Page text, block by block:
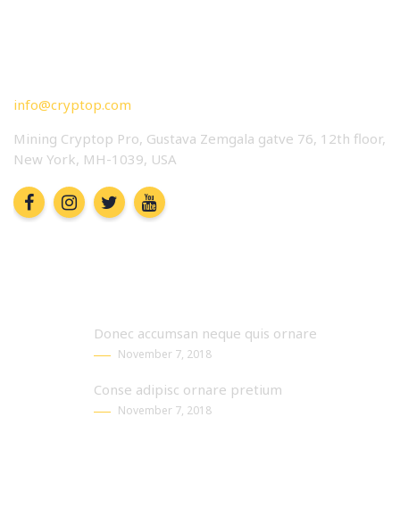
info@cryptop.com
Mining Cryptop Pro, Gustava Zemgala gatve 76, 12th floor,
New York, MH-1039, USA
Donec accumsan neque quis ornare
November 7, 2018
Conse adipisc ornare pretium
November 7, 2018